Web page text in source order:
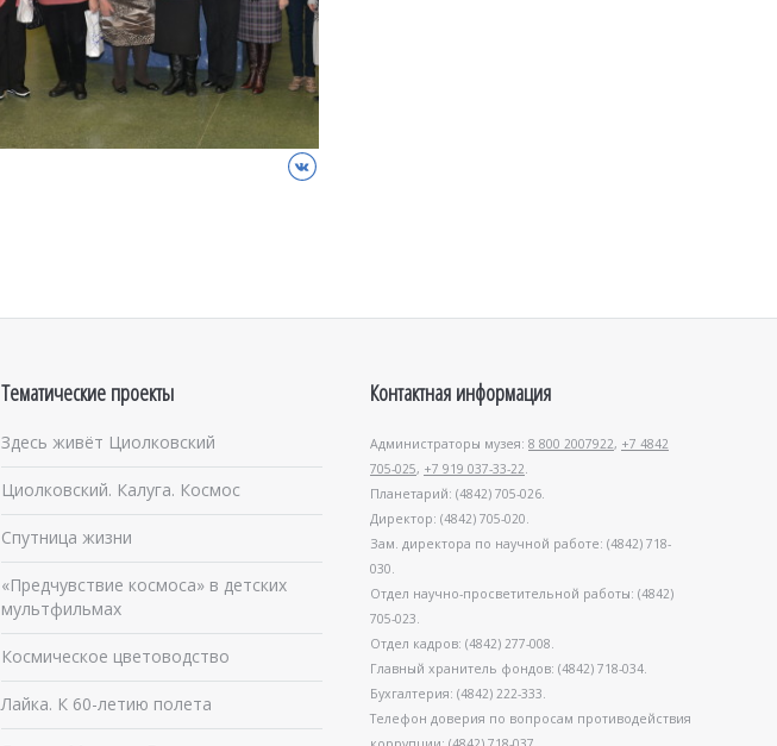
ВКонтакте
Тематические проекты
Здесь живёт Циолковский
Циолковский. Калуга. Космос
Спутница жизни
«Предчувствие космоса» в детских
мультфильмах
Космическое цветоводство
Лайка. К 60-летию полета
Контактная информация
Администраторы музея: 8 800 2007922, +7 4842
705-025, +7 919 037-33-22
Планетарий: (4842) 705-026.
Директор: (4842) 705-020.
Зам. директора по научной работе: (4842) 718-
030.
Отдел научно-просветительной работы: (4842)
705-023.
Отдел кадров: (4842) 277-008.
Главный хранитель фондов: (4842) 718-034.
Бухгалтерия: (4842) 222-333.
Телефон доверия по вопросам противодействия